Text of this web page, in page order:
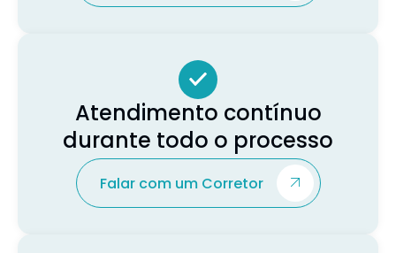
Atendimento contínuo
durante todo o processo
Falar com um Corretor